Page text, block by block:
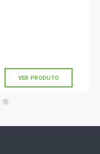
VER PRODUTO
4